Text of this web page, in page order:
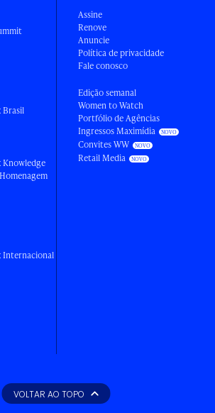
Assine
Renove
Anuncie
Política de privacidade
Fale conosco
Edição semanal
Women to Watch
Portfólio de Agências
Ingressos Maximídia
Convites WW
Retail Media
VOLTAR AO TOPO